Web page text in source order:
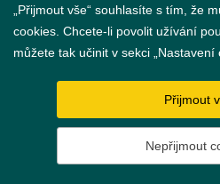
GDPR
Nastavení
„Přijmout vše“ souhlasíte s tím, že
cookies. Chcete-li povolit užívání
můžete tak učinit v sekci „Nastavení
Přijmout
Nepřijmout